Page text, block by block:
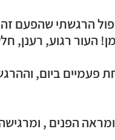
הרגשתי שהפעם זה
העור רגוע, רענן,
פעמיים ביום,
הפנים ,